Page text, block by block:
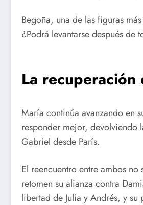
Begoña, una de las figuras
¿Podrá levantarse después
La
María continúa avanzando en
responder mejor, devolviendo
Gabriel desde París.
El reencuentro entre ambos
retomen su alianza contra
libertad de Julia y Andrés, y su